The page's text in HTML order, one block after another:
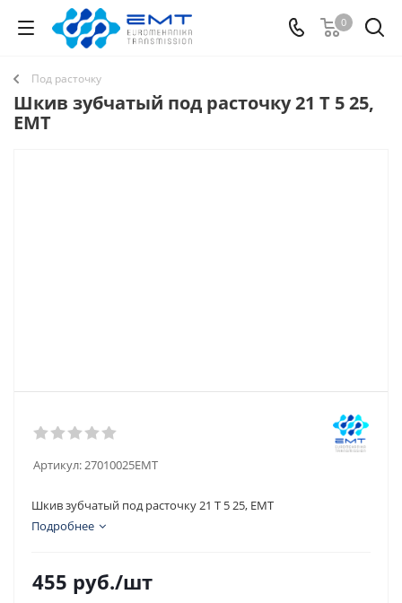
0
Под расточку
Шкив зубчатый под расточку 21 T 5 25,
EMT
Артикул:27010025EMT
Шкив зубчатый под расточку 21 T 5 25, EMT
Подробнее
455 руб./шт